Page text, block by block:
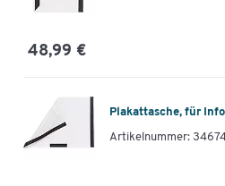
48,99 €
Plakattasche, für
Artikelnummer: